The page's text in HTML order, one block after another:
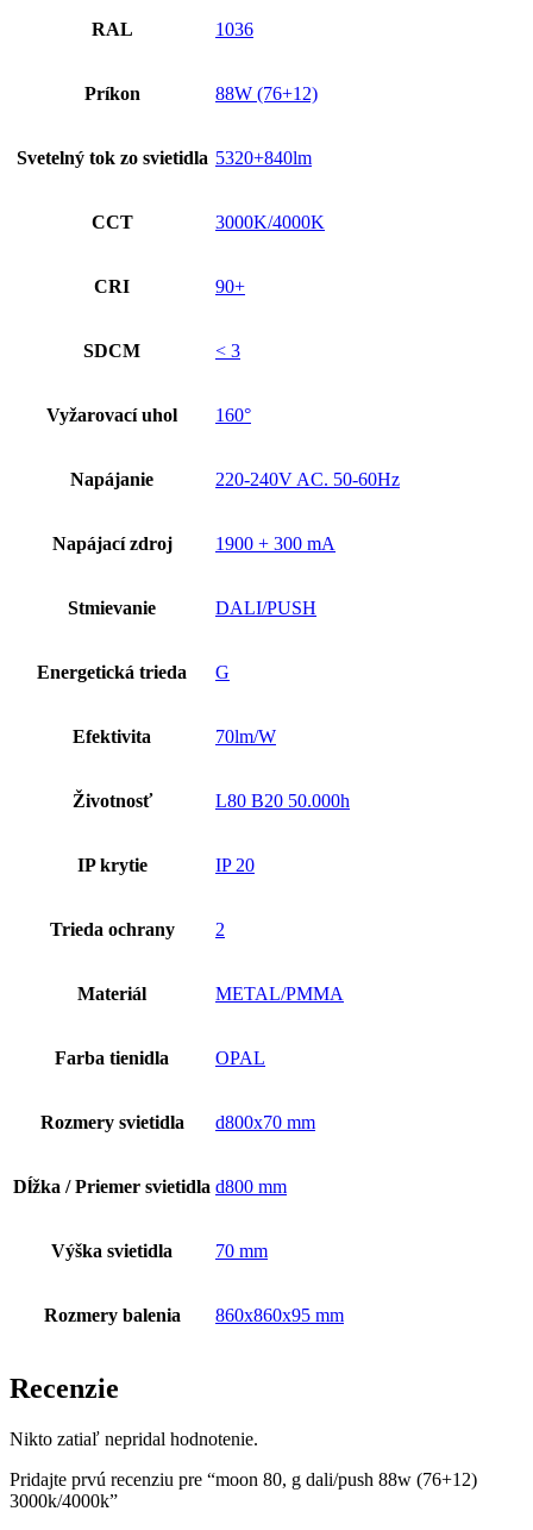
RAL 1036
Príkon 88W (76+12)
Svetelný tok zo svietidla 5320+840lm
CCT 3000K/4000K
CRI 90+
SDCM < 3
Vyžarovací uhol 160°
Napájanie 220-240V AC. 50-60Hz
Napájací zdroj 1900 + 300 mA
Stmievanie DALI/PUSH
Energetická trieda G
Efektivita 70lm/W
Životnosť L80 B20 50.000h
IP krytie IP 20
Trieda ochrany 2
Materiál METAL/PMMA
Farba tienidla OPAL
Rozmery svietidla d800x70 mm
Dĺžka / Priemer svietidla d800 mm
Výška svietidla 70 mm
Rozmery balenia 860x860x95 mm
Recenzie
Nikto zatiaľ nepridal hodnotenie.
Pridajte prvú recenziu pre “moon 80, g dali/push 88w (76+12)
3000k/4000k”